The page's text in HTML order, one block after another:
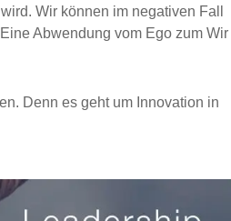
Wir können im negativen Fall
Abwendung vom Ego zum Wir
Denn es geht um Innovation in